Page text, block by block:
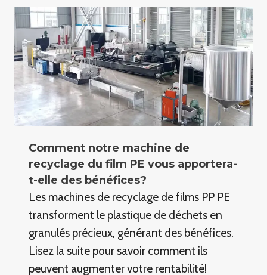
Comment notre machine de
recyclage du film PE vous apportera-
t-elle des bénéfices?
Les machines de recyclage de films PP PE
transforment le plastique de déchets en
granulés précieux, générant des bénéfices.
Lisez la suite pour savoir comment ils
peuvent augmenter votre rentabilité!